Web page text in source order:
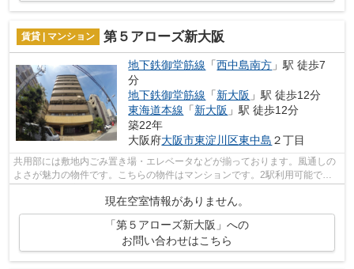
賃貸 | マンション 第５アローズ新大阪
地下鉄御堂筋線 「西中島南方 」駅 徒歩7
分
地下鉄御堂筋線 「新大阪 」駅 徒歩12分
東海道本線 「新大阪 」駅 徒歩12分
築22年
大阪府大阪市東淀川区東中島 ２丁目
共用部には敷地内ごみ置き場・エレベータなどが揃っております。風通しの
よさが魅力の物件です。こちらの物件はマンションです。2駅利用可能でと
ても利便性の高い物件です。外観タイル...
現在空室情報がありません。
「第５アローズ新大阪」への
お問い合わせはこちら